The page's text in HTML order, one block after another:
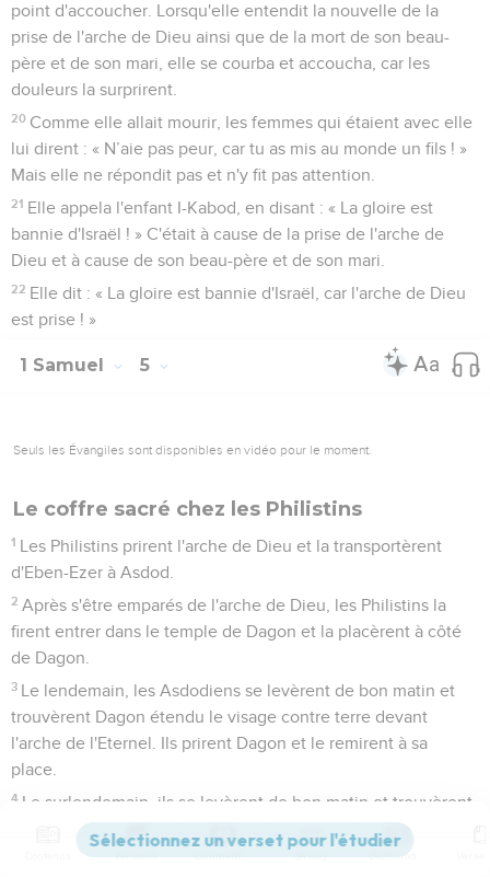
point d'accoucher. Lorsqu'elle entendit la nouvelle de la
prise de l'arche de Dieu ainsi que de la mort de son beau-
père et de son mari, elle se courba et accoucha, car les
douleurs la surprirent.
20 Comme elle allait mourir, les femmes qui étaient avec elle
lui dirent : « N’aie pas peur, car tu as mis au monde un fils ! »
Mais elle ne répondit pas et n'y fit pas attention.
21 Elle appela l'enfant I-Kabod, en disant : « La gloire est
bannie d'Israël ! » C'était à cause de la prise de l'arche de
Dieu et à cause de son beau-père et de son mari.
22 Elle dit : « La gloire est bannie d'Israël, car l'arche de Dieu
est prise ! »
1 Samuel 5
Seuls les Évangiles sont disponibles en vidéo pour le moment.
Le coffre sacré chez les Philistins
1 Les Philistins prirent l'arche de Dieu et la transportèrent
d'Eben-Ezer à Asdod.
2 Après s'être emparés de l'arche de Dieu, les Philistins la
firent entrer dans le temple de Dagon et la placèrent à côté
de Dagon.
3 Le lendemain, les Asdodiens se levèrent de bon matin et
trouvèrent Dagon étendu le visage contre terre devant
l'arche de l'Eternel. Ils prirent Dagon et le remirent à sa
place.
4 Le surlendemain, ils se levèrent de bon matin et trouvèrent
de nouveau Dagon étendu le visage contre terre devant
l'arche de l'Eternel. La tête de Dagon et ses deux mains
Versions Commentaires Strong